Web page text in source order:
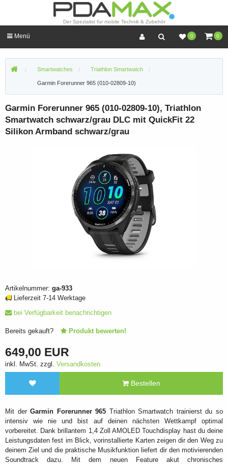
Der Spezialist für mobile Technik & Zubehör
0 0
Menü
Smartwatches Triathlon Smartwatch
Garmin Forerunner 965 (010-02809-10)
Garmin Forerunner 965 (010-02809-10), Triathlon
Smartwatch schwarz/grau DLC mit QuickFit 22
Silikon Armband schwarz/grau
Artikelnummer: ga-933
Lieferzeit 7-14 Werktage
bei Verfügbarkeit benachrichtigen
Bereits gekauft? Produkt bewerten!
649,00 EUR
inkl. MwSt. zzgl. Versandkosten
Bestellen
Mit derGarmin Forerunner 965 Triathlon Smartwatch trainierst du so
intensiv wie nie und bist auf deinen nächsten Wettkampf optimal
vorbereitet. Dank brillantem 1,4 Zoll AMOLED Touchdisplay hast du deine
Leistungsdaten fest im Blick, vorinstallierte Karten zeigen dir den Weg zu
deinem Ziel und die praktische Musikfunktion liefert dir den motivierenden
Soundtrack dazu. Mit dem neuen Feature akut chronisches